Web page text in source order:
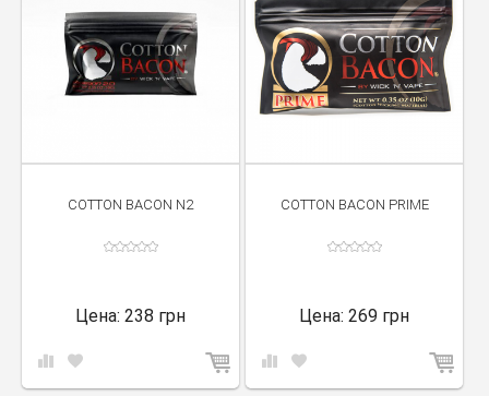
COTTON BACON N2
Цена: 238 грн
COTTON BACON PRIME
Цена: 269 грн